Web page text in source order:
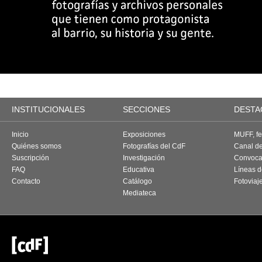
INSTITUCIONALES SECCIONES
Inicio
Quiénes somos
Suscripción
FAQ
Contacto
Exposiciones
Fotografías del CdF
Investigación
Educativa
Catálogo
Mediateca
MUFF,
Canal
Líneas